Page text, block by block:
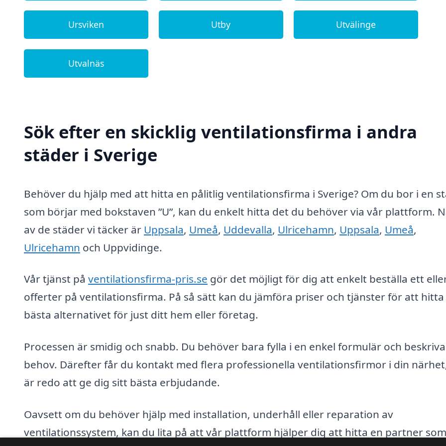
Ursviken Utby Utvälinge
Utvalnäs
Sök efter en skicklig ventilationsfirma i andra
städer i Sverige
Behöver du hjälp med att hitta en pålitlig ventilationsfirma i Sverige? Om du bor i en
som börjar med bokstaven ”U”, kan du enkelt hitta det du behöver via vår plattform.
av de städer vi täcker är Uppsala, Umeå, Uddevalla, Ulricehamn, Uppsala, Umeå,
Ulricehamn och Uppvidinge.
Vår tjänst på ventilationsfirma-pris.se gör det möjligt för dig att enkelt beställa ett
offerter på ventilationsfirma. På så sätt kan du jämföra priser och tjänster för att
bästa alternativet för just ditt hem eller företag.
Processen är smidig och snabb. Du behöver bara fylla i en enkel formulär och
behov. Därefter får du kontakt med flera professionella ventilationsfirmor i din
är redo att ge dig sitt bästa erbjudande.
Oavsett om du behöver hjälp med installation, underhåll eller reparation av
ventilationssystem, kan du lita på att vår plattform hjälper dig att hitta en partner som